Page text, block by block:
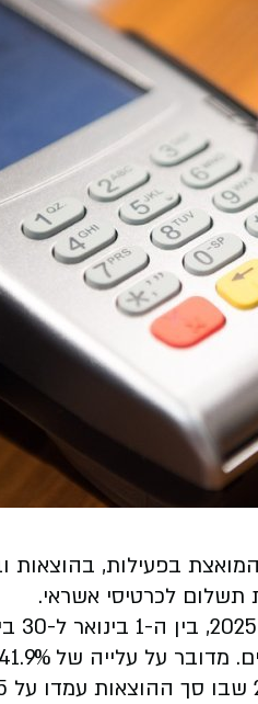
בפעילות, בהוצאות
תשלום לכרטיסי אשראי.